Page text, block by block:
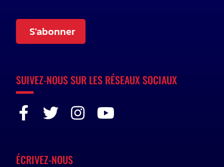
S'abonner
SUIVEZ-NOUS SUR LES RÉSEAUX SOCIAUX
ÉCRIVEZ-NOUS